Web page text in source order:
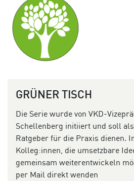
GRÜNER TISCH
Die Serie wurde von VKD-
Schellenberg initiiert und soll
Ratgeber für die Praxis dienen.
Kolleg:innen, die umsetzbare
gemeinsam weiterentwickeln
per Mail direkt wenden